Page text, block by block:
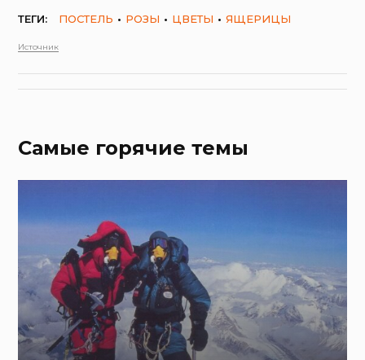
ТЕГИ:
ПОСТЕЛЬ РОЗЫ ЦВЕТЫ ЯЩЕРИЦЫ
Источник
Самые горячие темы